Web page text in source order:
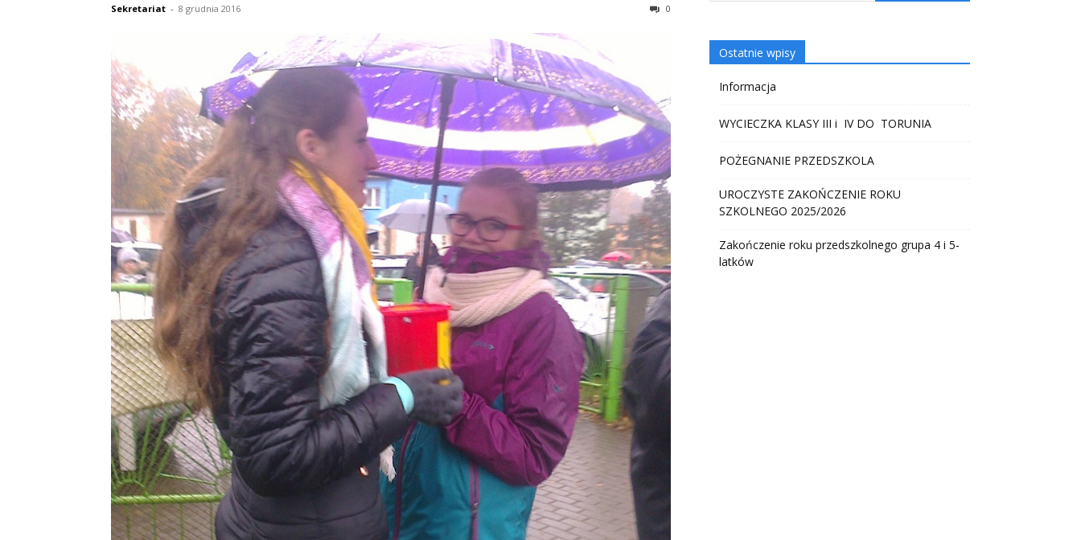
Sekretariat - 8 grudnia 2016 0
Ostatnie wpisy
Informacja
WYCIECZKA KLASY III i IV DO TORUNIA
POŻEGNANIE PRZEDSZKOLA
UROCZYSTE ZAKOŃCZENIE ROKU
SZKOLNEGO 2025/2026
Zakończenie roku przedszkolnego grupa 4 i 5-
latków